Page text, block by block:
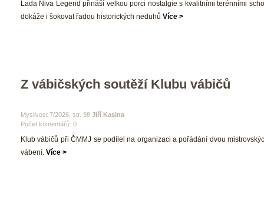
Lada Niva Legend přináší velkou porci nostalgie s kvalitními terénními
dokáže i šokovat řadou historických neduhů Více >
Z vábičských soutěží Klubu vábičů
Myslivost 7/2026, str. 98 Jiří Kasina
Počet komentářů: 0
Klub vábičů při ČMMJ se podílel na organizaci a pořádání dvou
vábení. Více >